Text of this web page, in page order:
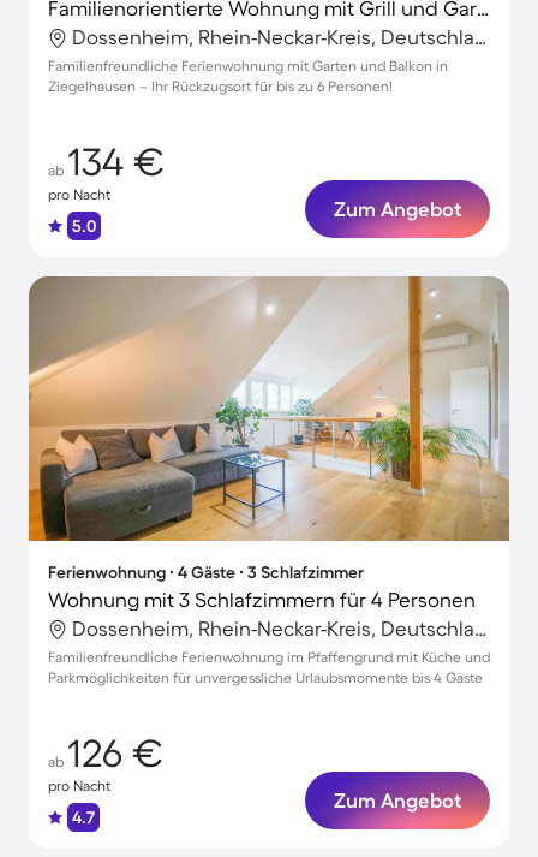
Familienorientierte Wohnung mit Grill und Garten
Dossenheim, Rhein-Neckar-Kreis, Deutschland
Familienfreundliche Ferienwohnung mit Garten und Balkon in
Ziegelhausen – Ihr Rückzugsort für bis zu 6 Personen!
ab 134 €
pro Nacht
5.0
Zum Angebot
Ferienwohnung ∙ 4 Gäste ∙ 3 Schlafzimmer
Wohnung mit 3 Schlafzimmern für 4 Personen
Dossenheim, Rhein-Neckar-Kreis, Deutschland
Familienfreundliche Ferienwohnung im Pfaffengrund mit Küche und
Parkmöglichkeiten für unvergessliche Urlaubsmomente bis 4 Gäste
ab 126 €
pro Nacht
4.7
Zum Angebot